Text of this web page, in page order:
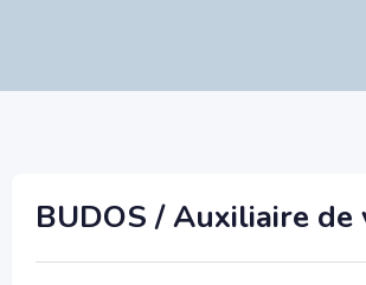
BUDOS / Auxiliaire de